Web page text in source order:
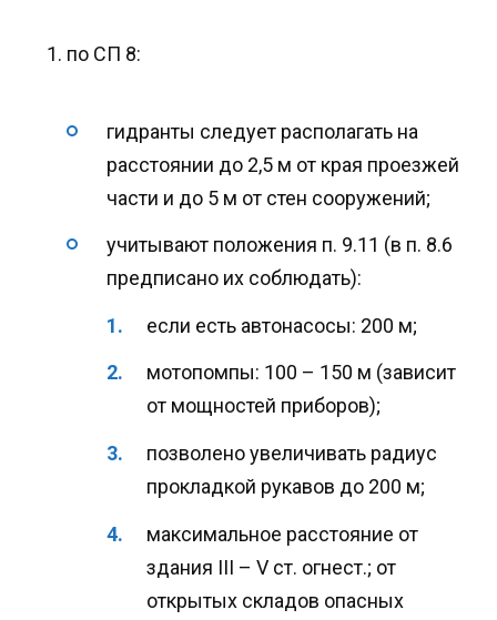
по СП 8:
гидранты следует располагать на
расстоянии до 2,5 м от края проезжей
части и до 5 м от стен сооружений;
учитывают положения п. 9.11 (в п. 8.6
предписано их соблюдать):
если есть автонасосы: 200 м;
мотопомпы: 100 – 150 м (зависит
от мощностей приборов);
позволено увеличивать радиус
прокладкой рукавов до 200 м;
максимальное расстояние от
здания III – V ст. огнест.; от
открытых складов опасных